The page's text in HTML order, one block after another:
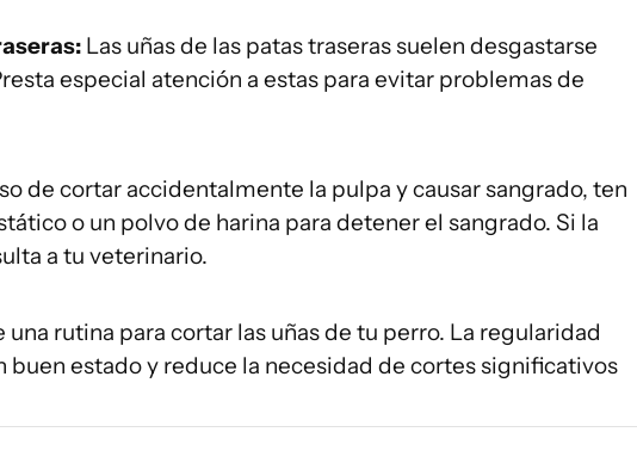
Las uñas de las patas traseras suelen desgastarse
especial atención a estas para evitar problemas de
de cortar accidentalmente la pulpa y causar sangrado, ten
o un polvo de harina para detener el sangrado. Si la
a tu veterinario.
una rutina para cortar las uñas de tu perro. La regularidad
buen estado y reduce la necesidad de cortes significativos